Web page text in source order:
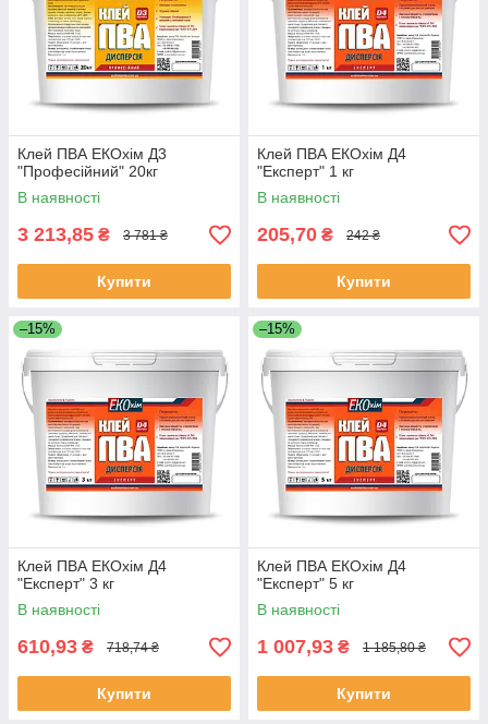
Клей ПВА ЕКОхім Д3
"Професійний" 20кг
В наявності
3 213,85 ₴ 3 781 ₴
Купити
Клей ПВА ЕКОхім Д4
"Експерт" 1 кг
В наявності
205,70 ₴ 242 ₴
Купити
–15%
Клей ПВА ЕКОхім Д4
"Експерт" 3 кг
В наявності
610,93 ₴ 718,74 ₴
Купити
–15%
Клей ПВА ЕКОхім Д4
"Експерт" 5 кг
В наявності
1 007,93 ₴ 1 185,80 ₴
Купити